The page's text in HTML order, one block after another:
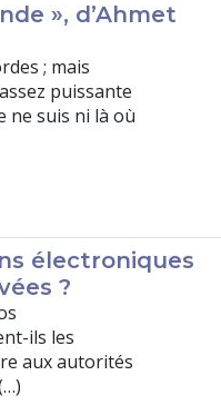
», d’Ahmet
; mais
puissante
ne suis ni là où
électroniques
?
ils les
aux autorités